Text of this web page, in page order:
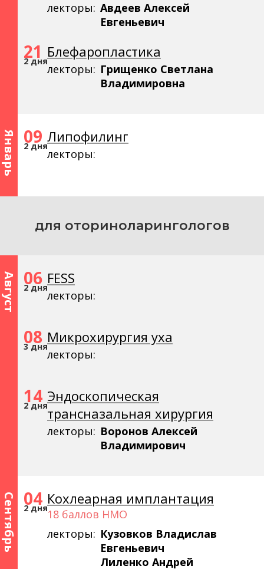
лекторы: Авдеев Алексей
Евгеньевич
21
2 дня
Блефаропластика
лекторы: Грищенко Светлана
Владимировна
Январь 09
2 дня
Липофилинг
лекторы:
для оториноларингологов
Август 06
2 дня
FESS
лекторы:
08
3 дня
Микрохирургия уха
лекторы:
14
2 дня
Эндоскопическая
трансназальная хирургия
лекторы: Воронов Алексей
Владимирович
Сентябрь 04
2 дня
Кохлеарная имплантация
18 баллов НМО
лекторы: Кузовков Владислав
Евгеньевич
Лиленко Андрей